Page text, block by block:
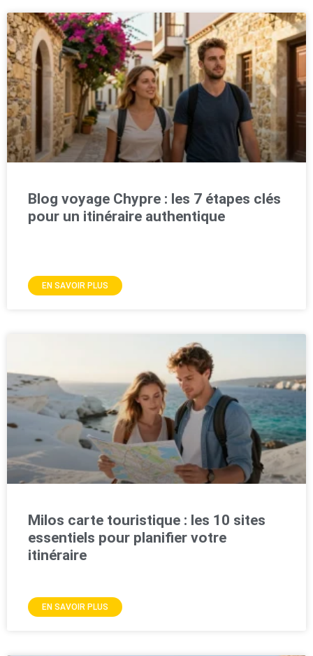
Blog voyage Chypre : les 7 étapes clés
pour un itinéraire authentique
EN SAVOIR PLUS
Milos carte touristique : les 10 sites
essentiels pour planifier votre
itinéraire
EN SAVOIR PLUS